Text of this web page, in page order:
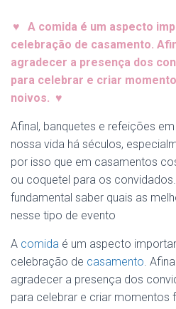
♥
A comida é um aspecto
celebração de casamento.
agradecer a presença dos
para celebrar e criar
noivos. ♥
Afinal, banquetes e refeições
nossa vida há séculos,
por isso que em casamentos
ou coquetel para os
fundamental saber quais as
nesse tipo de evento
A comida é um aspecto
celebração de casamento.
agradecer a presença dos
para celebrar e criar momentos